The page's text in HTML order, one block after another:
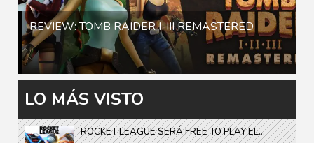
REVIEW: TOMB RAIDER I-III REMASTERED
LO MÁS VISTO
ROCKET LEAGUE SERÁ FREE TO PLAY EL...